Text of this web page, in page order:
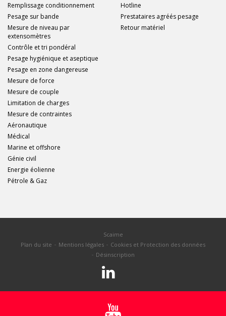
Remplissage conditionnement
Pesage sur bande
Mesure de niveau par
extensomètres
Contrôle et tri pondéral
Pesage hygiénique et aseptique
Pesage en zone dangereuse
Mesure de force
Mesure de couple
Limitation de charges
Mesure de contraintes
Aéronautique
Médical
Marine et offshore
Génie civil
Energie éolienne
Pétrole & Gaz
Hotline
Prestataires agréés pesage
Retour matériel
Scaime
Plan du site
Mentions légales
Cookies et Protection des données
Désinscription